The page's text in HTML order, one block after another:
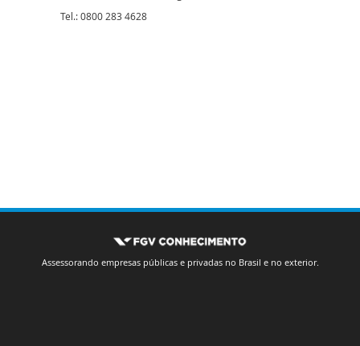
Tel.: 0800 283 4628
Assessorando empresas públicas e privadas no Brasil e no exterior.